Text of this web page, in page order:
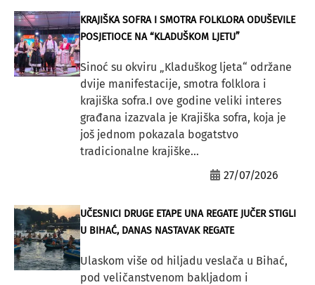
KRAJIŠKA SOFRA I SMOTRA FOLKLORA ODUŠEVILE
POSJETIOCE NA “KLADUŠKOM LJETU”
Sinoć su okviru „Kladuškog ljeta“ održane
dvije manifestacije, smotra folklora i
krajiška sofra.I ove godine veliki interes
građana izazvala je Krajiška sofra, koja je
još jednom pokazala bogatstvo
tradicionalne krajiške...
27/07/2026
UČESNICI DRUGE ETAPE UNA REGATE JUČER STIGLI
U BIHAĆ, DANAS NASTAVAK REGATE
Ulaskom više od hiljadu veslača u Bihać,
pod veličanstvenom bakljadom i